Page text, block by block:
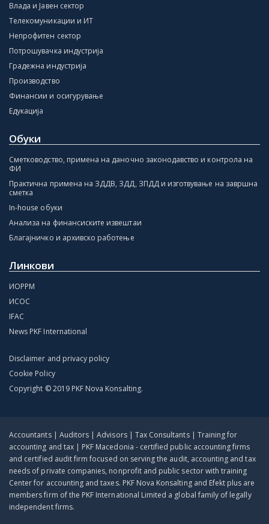
Влада и Јавен сектор
Телекомуникации и ИТ
Непрофитен сектор
Потрошувачка индустрија
Градежна индустрија
Производство
Финансии и осигурување
Едукација
Обуки
Сметководство, примена на даночно законодавство и контрола на
ФИ
Практична примена на ЗДДВ, ЗДД, ЗПДД и изготвување на завршна
сметка
In-house обуки
Анализа на финансиските извештаи
Благајничко и архивско работење
Линкови
ИОРРМ
ИСОС
IFAC
News PKF International
Disclaimer and privacy policy
Cookie Policy
Copyright © 2019 PKF Nova Konsalting.
Accountants | Auditors | Advisors | Tax Consultants | Training for
accounting and tax | PKF Macedonia - certified public accounting firms
and certified audit firm focused on serving the audit, accounting and tax
needs of private companies, nonprofit and public sector with training
Center for accounting and taxes. PKF Nova Konsalting and Efekt plus are
members firm of the PKF International Limited a global family of legally
independent firms.